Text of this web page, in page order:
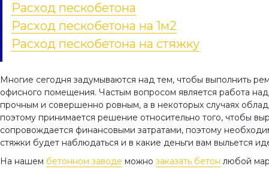
Расход пескобетона
Расход пескобетона на 1м2
Расход пескобетона на стяжку
Многие сегодня задумываются над тем, чтобы выполнить
офисного помещения. Частым вопросом является работа
прочным и совершенно ровным, а в некоторых случаях
поэтому принимается решение относительно того, чтобы
сопровождается финансовыми затратами, поэтому
стяжки будет наблюдаться и в какие деньги вам выльется
На нашем бетонном заводе можно заказать бетон любой